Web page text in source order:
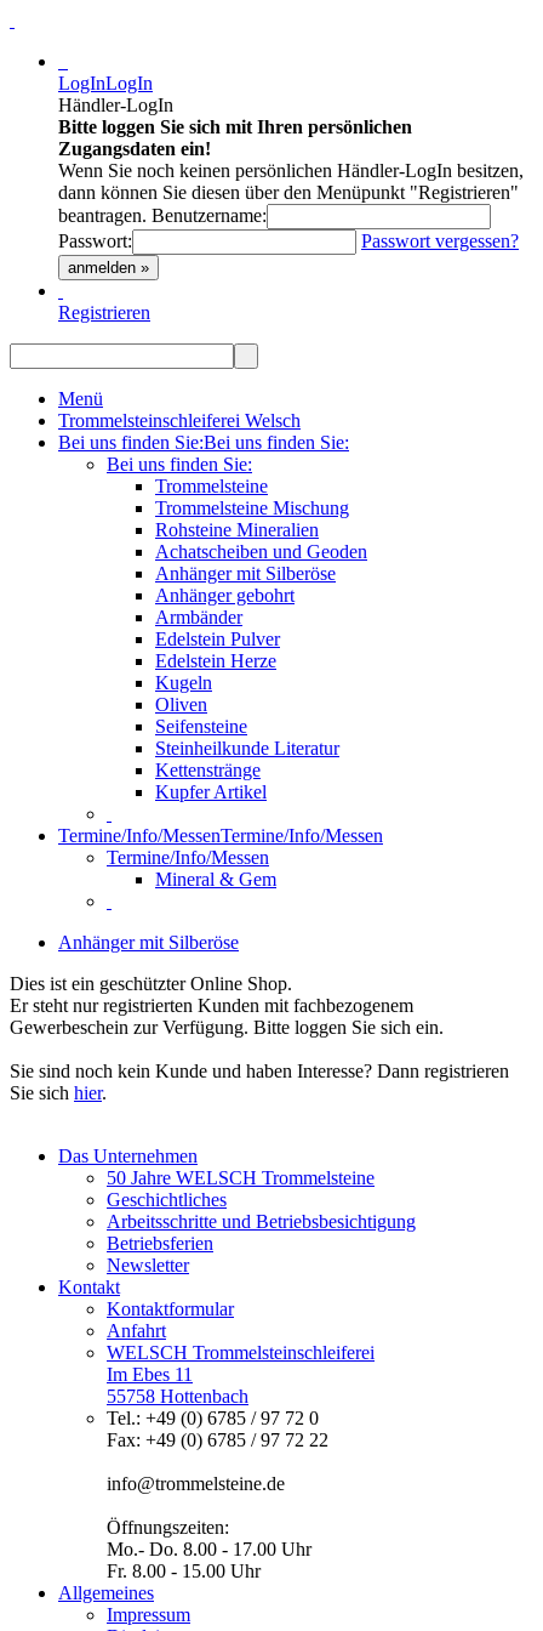
LogInLogIn
Händler-LogIn
Bitte loggen Sie sich mit Ihren persönlichen
Zugangsdaten ein!
Wenn Sie noch keinen persönlichen Händler-LogIn besitzen,
dann können Sie diesen über den Menüpunkt "Registrieren"
beantragen. Benutzername:
Passwort:
Passwort vergessen?
anmelden »
Registrieren
Menü
Trommelsteinschleiferei Welsch
Bei uns finden Sie:Bei uns finden Sie:
Bei uns finden Sie:
Trommelsteine
Trommelsteine Mischung
Rohsteine Mineralien
Achatscheiben und Geoden
Anhänger mit Silberöse
Anhänger gebohrt
Armbänder
Edelstein Pulver
Edelstein Herze
Kugeln
Oliven
Seifensteine
Steinheilkunde Literatur
Kettenstränge
Kupfer Artikel
Termine/Info/MessenTermine/Info/Messen
Termine/Info/Messen
Mineral & Gem
Anhänger mit Silberöse
Dies ist ein geschützter Online Shop.
Er steht nur registrierten Kunden mit fachbezogenem
Gewerbeschein zur Verfügung. Bitte loggen Sie sich ein.
Sie sind noch kein Kunde und haben Interesse? Dann registrieren
Sie sich hier.
Das Unternehmen
50 Jahre WELSCH Trommelsteine
Geschichtliches
Arbeitsschritte und Betriebsbesichtigung
Betriebsferien
Newsletter
Kontakt
Kontaktformular
Anfahrt
WELSCH Trommelsteinschleiferei
Im Ebes 11
55758 Hottenbach
Tel.: +49 (0) 6785 / 97 72 0
Fax: +49 (0) 6785 / 97 72 22
info@trommelsteine.de
Öffnungszeiten:
Mo.- Do. 8.00 - 17.00 Uhr
Fr. 8.00 - 15.00 Uhr
Allgemeines
Impressum